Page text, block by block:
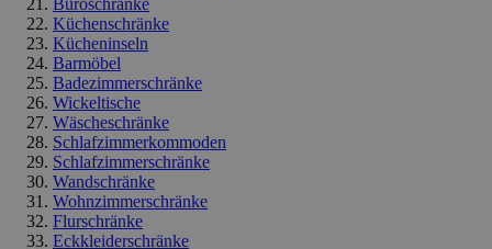
Büroschränke
Küchenschränke
Kücheninseln
Barmöbel
Badezimmerschränke
Wickeltische
Wäscheschränke
Schlafzimmerkommoden
Schlafzimmerschränke
Wandschränke
Wohnzimmerschränke
Flurschränke
Eckkleiderschränke